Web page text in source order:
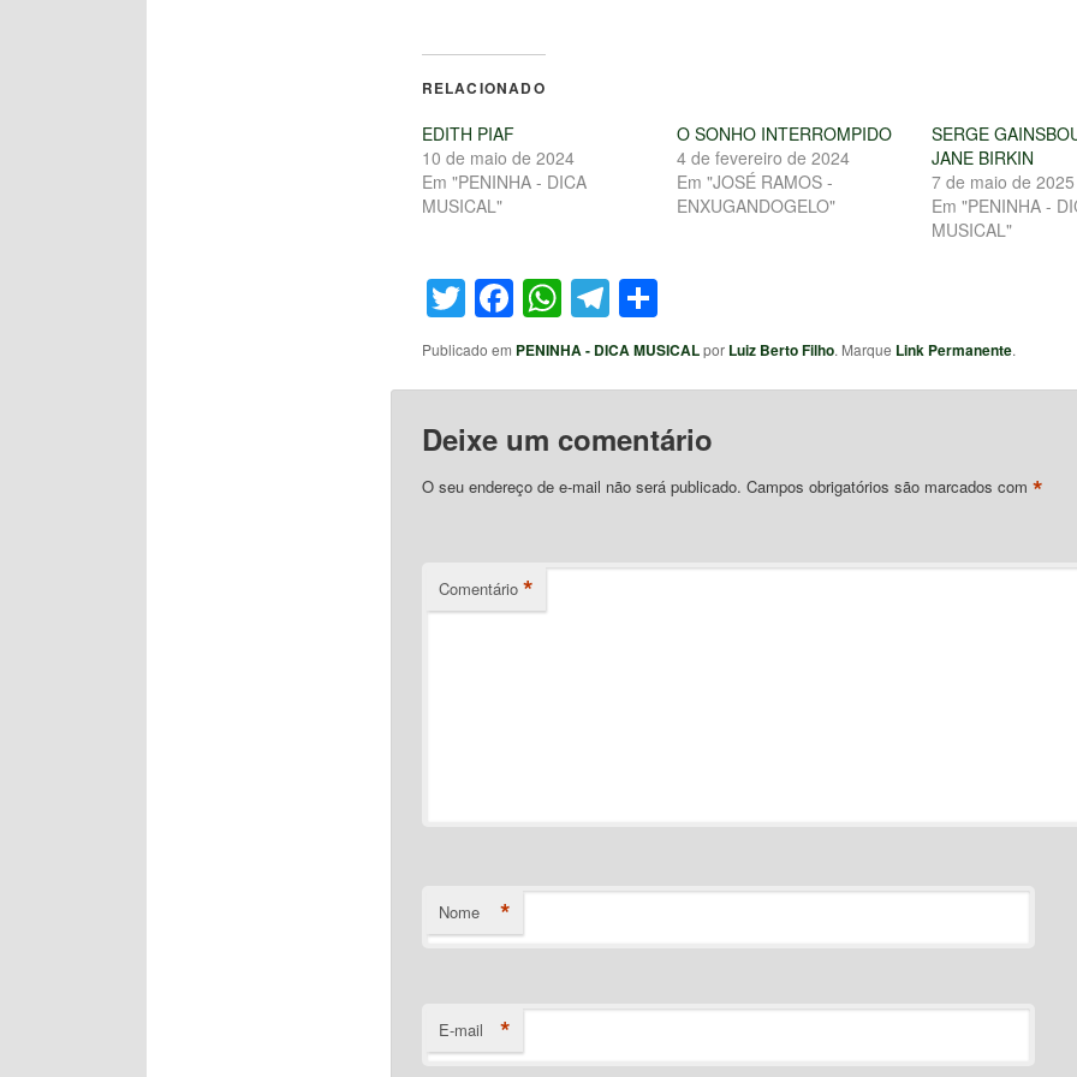
RELACIONADO
EDITH PIAF
10 de maio de 2024
Em "PENINHA - DICA
MUSICAL"
O SONHO INTERROMPIDO
4 de fevereiro de 2024
Em "JOSÉ RAMOS -
ENXUGANDOGELO"
SERGE
JANE BIRKIN
7 de maio de 2025
Em "PENINHA -
MUSICAL"
Twitter
Facebook
WhatsApp
Telegram
Share
Publicado em PENINHA - DICA MUSICALpor Luiz Berto Filho. Marque Link Permanente.
Deixe um comentário
O seu endereço de e-mail não será publicado. Campos obrigatórios são marcados com *
Comentário *
Nome *
E-mail *